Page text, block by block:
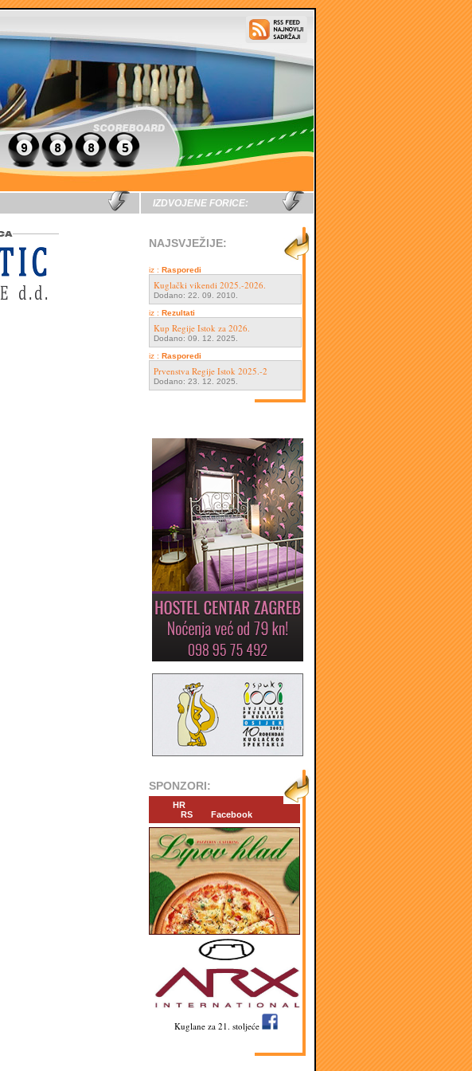
IZDVOJENE FORICE:
NAJSVJEŽIJE:
iz : Rasporedi
Kuglački vikendi 2025.-2026.
Dodano: 22. 09. 2010.
iz : Rezultati
Kup Regije Istok za 2026.
Dodano: 09. 12. 2025.
iz : Rasporedi
Prvenstva Regije Istok 2025.-2
Dodano: 23. 12. 2025.
SPONZORI:
HR
RS
Facebook
Kuglane za 21. stoljeće